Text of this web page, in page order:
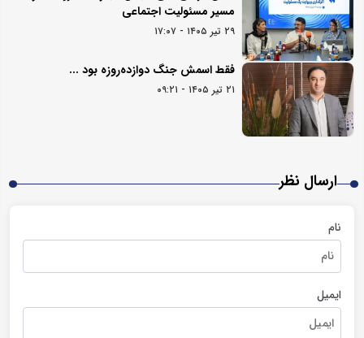
مسیر مسئولیت اجتماعی
۲۹ تیر ۱۴۰۵ - ۱۷:۰۷
فقط اسمش جنگ دوازده‌روزه بود ...
۲۱ تیر ۱۴۰۵ - ۰۹:۲۱
ارسال نظر
نام
ایمیل